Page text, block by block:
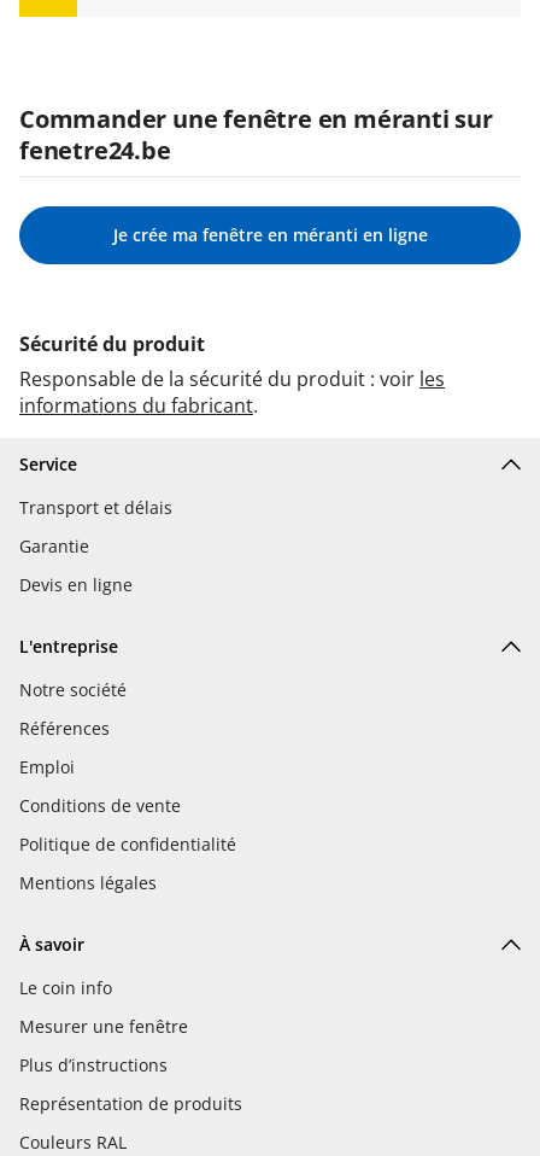
Commander une fenêtre en méranti sur
fenetre24.be
Je crée ma fenêtre en méranti en ligne
Sécurité du produit
Responsable de la sécurité du produit : voir les
informations du fabricant.
Service
Transport et délais
Garantie
Devis en ligne
L'entreprise
Notre société
Références
Emploi
Conditions de vente
Politique de confidentialité
Mentions légales
À savoir
Le coin info
Mesurer une fenêtre
Plus d’instructions
Représentation de produits
Couleurs RAL